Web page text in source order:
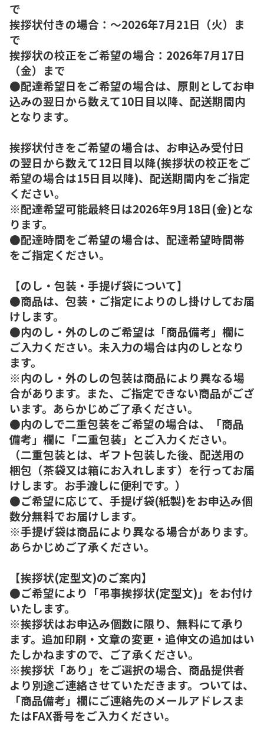
で
挨拶状付きの場合：～2026年7月21日（火）ま
で
挨拶状の校正をご希望の場合：2026年7月17日
（金）まで
●配達希望日をご希望の場合は、原則としてお申
込みの翌日から数えて10日目以降、配送期間内
となります。
挨拶状付きをご希望の場合は、お申込み受付日
の翌日から数えて12日目以降(挨拶状の校正をご
希望の場合は15日目以降)、配送期間内をご指定
ください。
※配達希望可能最終日は2026年9月18日(金)とな
ります。
●配達時間をご希望の場合は、配達希望時間帯
をご指定ください。
【のし・包装・手提げ袋について】
●商品は、包装・ご指定によりのし掛けしてお届
けします。
●内のし・外のしのご希望は「商品備考」欄に
ご入力ください。未入力の場合は内のしとなり
ます。
※内のし・外のしの包装は商品により異なる場
合があります。また、ご指定できない商品がござ
います。あらかじめご了承ください。
●内のしで二重包装をご希望の場合は、「商品
備考」欄に「二重包装」とご入力ください。
（二重包装とは、ギフト包装した後、配送用の
梱包（茶袋又は箱にお入れします）を行ってお届
けします。お手渡しに便利です。）
●ご希望に応じて、手提げ袋(紙製)をお申込み個
数分無料でお届けします。
※手提げ袋は商品により異なる場合があります。
あらかじめご了承ください。
【挨拶状(定型文)のご案内】
●ご希望により「弔事挨拶状(定型文)」をお付け
いたします。
※挨拶状はお申込み個数に限り、無料にて承り
ます。追加印刷・文章の変更・追伸文の追加はい
たしかねますので、ご了承ください。
※挨拶状「あり」をご選択の場合、商品提供者
より別途ご連絡させていただきます。ついては、
「商品備考」欄にご連絡先のメールアドレスま
たはFAX番号をご入力ください。